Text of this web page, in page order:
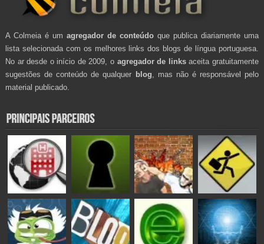
A Colmeia é um agregador de conteúdo que publica diariamente uma
lista selecionada com os melhores links dos blogs de língua portuguesa.
No ar desde o início de 2009, o agregador de linksaceita gratuitamente
sugestões de conteúdo de qualquer blog , mas não é responsável pelo
material publicado.